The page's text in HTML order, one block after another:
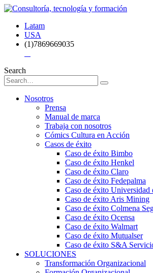
Latam
USA
(1)7869669035
Search
Nosotros
Prensa
Manual de marca
Trabaja con nosotros
Cómics Cultura en Acción
Casos de éxito
Caso de éxito Bimbo
Caso de éxito Henkel
Caso de éxito Claro
Caso de éxito Fedepalma
Caso de éxito Universidad
Caso de éxito Aris Mining
Caso de éxito Colmena
Caso de éxito Ocensa
Caso de éxito Walmart
Caso de éxito Mutualser
Caso de éxito S&A
SOLUCIONES
Transformación Organizacional